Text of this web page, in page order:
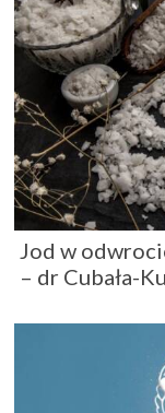
Jod w
– dr Cubała-